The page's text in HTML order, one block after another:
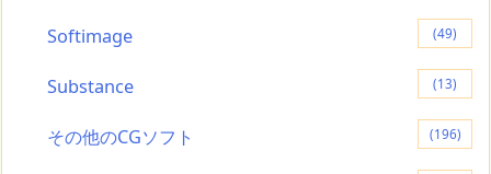
Softimage (49)
Substance (13)
その他のCGソフト (196)